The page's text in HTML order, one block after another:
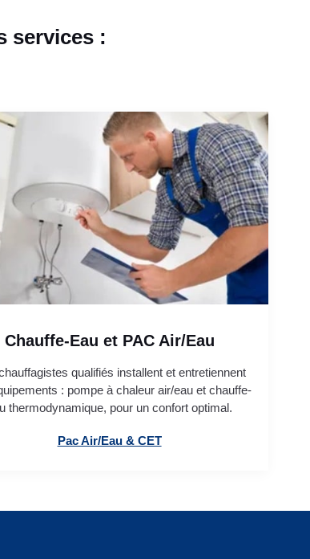
services :
Chauffe-Eau et PAC Air/Eau
qualifiés installent et entretiennent
: pompe à chaleur air/eau et chauffe-
thermodynamique, pour un confort optimal.
Pac Air/Eau & CET